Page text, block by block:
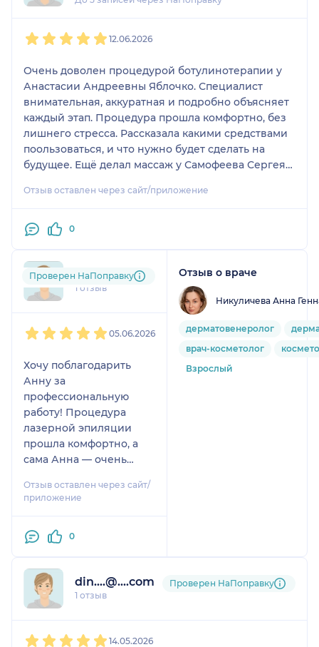
12.06.2026
Очень доволен процедурой ботулинотерапии у
Анастасии Андреевны Яблочко. Специалист
внимательная, аккуратная и подробно объясняет
каждый этап. Процедура прошла комфортно, без
лишнего стресса. Рассказала какими средствами
поользоваться, и что нужно будет сделать на
будущее. Ещё делал массаж у Самофеева Сергея
Обязательно приду снова и смело рекомендую!
Отзыв оставлен через сайт/приложение
0
mar....@....ru
1 отзыв
Проверен НаПоправку
05.06.2026
Хочу поблагодарить
Анну за
профессиональную
работу! Процедура
лазерной эпиляции
прошла комфортно, а
сама Анна — очень
доброжелательная, что
создает еще больше
процедуры!)
Отзыв оставлен через сайт/
приложение
0
Отзыв о враче
Никуличева Анна
дерматовенеролог
врач-косметолог
Взрослый
din....@....com
1 отзыв
Проверен НаПоправку
14.05.2026